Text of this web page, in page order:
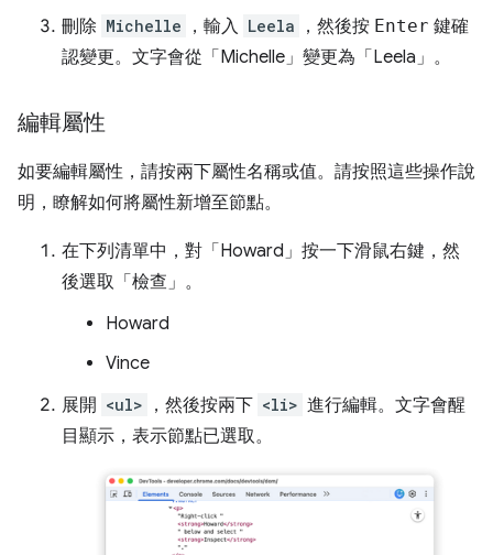
刪除 Michelle ，輸入 Leela ，然後按 Enter 鍵確
認變更。文字會從「Michelle」 變更為「Leela」 。
編輯屬性
如要編輯屬性，請按兩下屬性名稱或值。請按照這些操作說
明，瞭解如何將屬性新增至節點。
在下列清單中，對「Howard」 按一下滑鼠右鍵，然
後選取「檢查」 。
Howard
Vince
展開 <ul> ，然後按兩下 <li> 進行編輯。文字會醒
目顯示，表示節點已選取。